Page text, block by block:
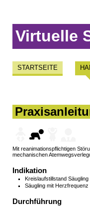
Virtuelle
STARTSEITE
Mit reanimationspflichtigen
mechanischen
Indikation
Kreislaufstillstand Säugling
Säugling mit Herzfrequenz
Durchführung